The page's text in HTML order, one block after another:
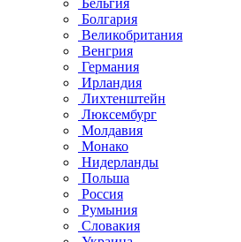
Бельгия
Болгария
Великобритания
Венгрия
Германия
Ирландия
Лихтенштейн
Люксембург
Молдавия
Монако
Нидерланды
Польша
Россия
Румыния
Словакия